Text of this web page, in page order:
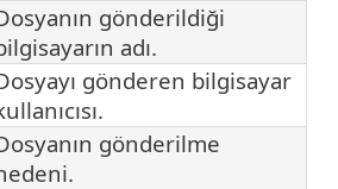
gönderildiği
adı.
gönderen bilgisayar
gönderilme